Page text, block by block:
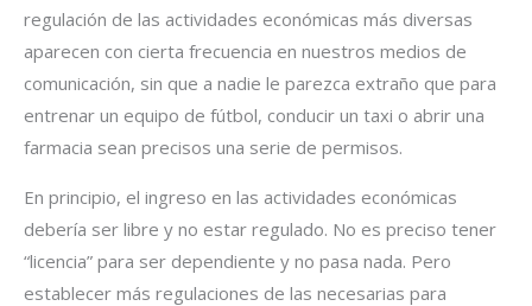
regulación de las actividades económicas más diversas
aparecen con cierta frecuencia en nuestros medios de
comunicación, sin que a nadie le parezca extraño que para
entrenar un equipo de fútbol, conducir un taxi o abrir una
farmacia sean precisos una serie de permisos.
En principio, el ingreso en las actividades económicas
debería ser libre y no estar regulado. No es preciso tener
“licencia” para ser dependiente y no pasa nada. Pero
establecer más regulaciones de las necesarias para